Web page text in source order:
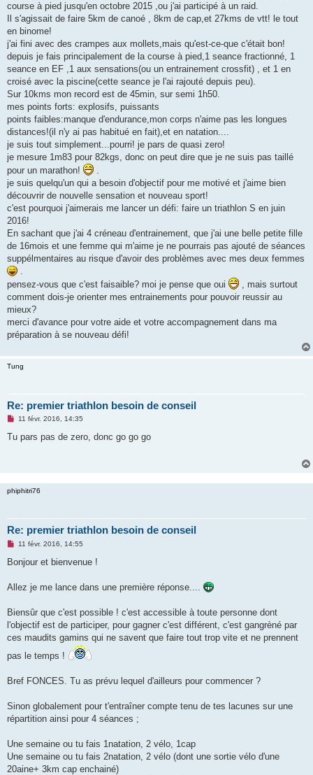
course à pied jusqu'en octobre 2015 ,ou j'ai participé à un raid.
Il s'agissait de faire 5km de canoé , 8km de cap,et 27kms de vtt! le tout
en binome!
j'ai fini avec des crampes aux mollets,mais qu'est-ce-que c'était bon!
depuis je fais principalement de la course à pied,1 seance fractionné, 1
seance en EF ,1 aux sensations(ou un entrainement crossfit) , et 1 en
croisé avec la piscine(cette seance je l'ai rajouté depuis peu).
Sur 10kms mon record est de 45min, sur semi 1h50.
mes points forts: explosifs, puissants
points faibles:manque d'endurance,mon corps n'aime pas les longues
distances!(il n'y ai pas habitué en fait),et en natation....
je suis tout simplement...pourri! je pars de quasi zero!
je mesure 1m83 pour 82kgs, donc on peut dire que je ne suis pas taillé
pour un marathon!
je suis quelqu'un qui a besoin d'objectif pour me motivé et j'aime bien
découvrir de nouvelle sensation et nouveau sport!
c'est pourquoi j'aimerais me lancer un défi: faire un triathlon S en juin
2016!
En sachant que j'ai 4 créneau d'entrainement, que j'ai une belle petite fille
de 16mois et une femme qui m'aime je ne pourrais pas ajouté de séances
suppélmentaires au risque d'avoir des problèmes avec mes deux femmes
pensez-vous que c'est faisaible? moi je pense que oui
, mais surtout
comment dois-je orienter mes entrainements pour pouvoir reussir au
mieux?
merci d'avance pour votre aide et votre accompagnement dans ma
préparation à se nouveau défi!
Tung
Re: premier triathlon besoin de conseil
M
s
o
n
11 févr. 2016, 14:35
Tu pars pas de zero, donc go go go
phiphitri76
Re: premier triathlon besoin de conseil
M
s
g
o
l
u
11 févr. 2016, 14:55
Bonjour et bienvenue !
Allez je me lance dans une première réponse....
Biensûr que c'est possible ! c'est accessible à toute personne dont
l'objectif est de participer, pour gagner c'est différent, c'est gangrèné par
ces maudits gamins qui ne savent que faire tout trop vite et ne prennent
pas le temps !
Bref FONCES. Tu as prévu lequel d'ailleurs pour commencer ?
Sinon globalement pour t'entraîner compte tenu de tes lacunes sur une
répartition ainsi pour 4 séances ;
Une semaine ou tu fais 1natation, 2 vélo, 1cap
Une semaine ou tu fais 2natation, 2 vélo (dont une sortie vélo d'une
20aine+ 3km cap enchainé)